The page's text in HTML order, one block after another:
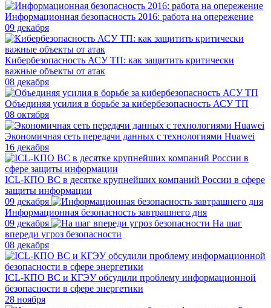
Информационная безопасность 2016: работа на опережение
09 декабря
Кибербезопасность АСУ ТП: как защитить критически
важные объекты от атак
08 декабря
Объединяя усилия в борьбе за кибербезопасность АСУ ТП
08 октября
Экономичная сеть передачи данных с технологиями Huawei
16 декабря
ICL-КПО ВС в десятке крупнейших компаний России в сфере
защиты информации
09 декабря
Информационная безопасность завтрашнего дня
09 декабря
На шаг
впереди угроз безопасности
08 декабря
ICL-КПО ВС и КГЭУ обсудили проблему информационной
безопасности в сфере энергетики
28 ноября